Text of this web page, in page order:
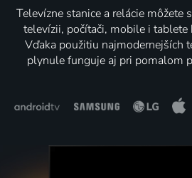
Televízne stanice a relácie môžete
televízii, počítači, mobile i tablete
Vďaka použitiu najmodernejších
plynule funguje aj pri pomalom